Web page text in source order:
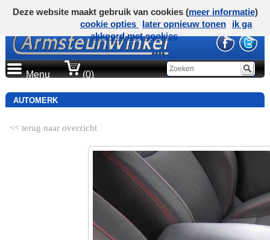
Menu (0)
AUTOMERK
<< terug naar overzicht
Deze website maakt gebruik van cookies (meer informatie)
cookie opties
later opnieuw tonen
ik ga
akkoord met cookies